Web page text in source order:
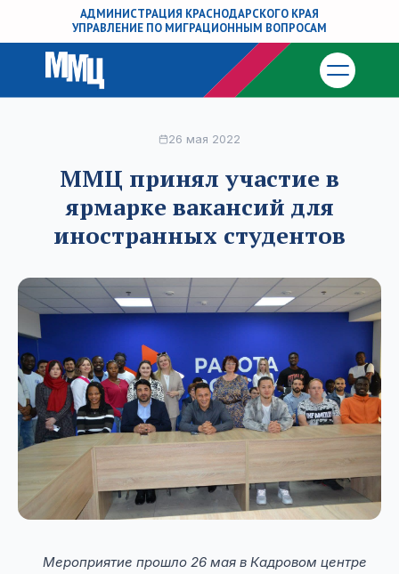
АДМИНИСТРАЦИЯ КРАСНОДАРСКОГО КРАЯ
УПРАВЛЕНИЕ ПО МИГРАЦИОННЫМ ВОПРОСАМ
26 мая 2022
ММЦ принял участие в
ярмарке вакансий для
иностранных студентов
Мероприятие прошло 26 мая в Кадровом центре